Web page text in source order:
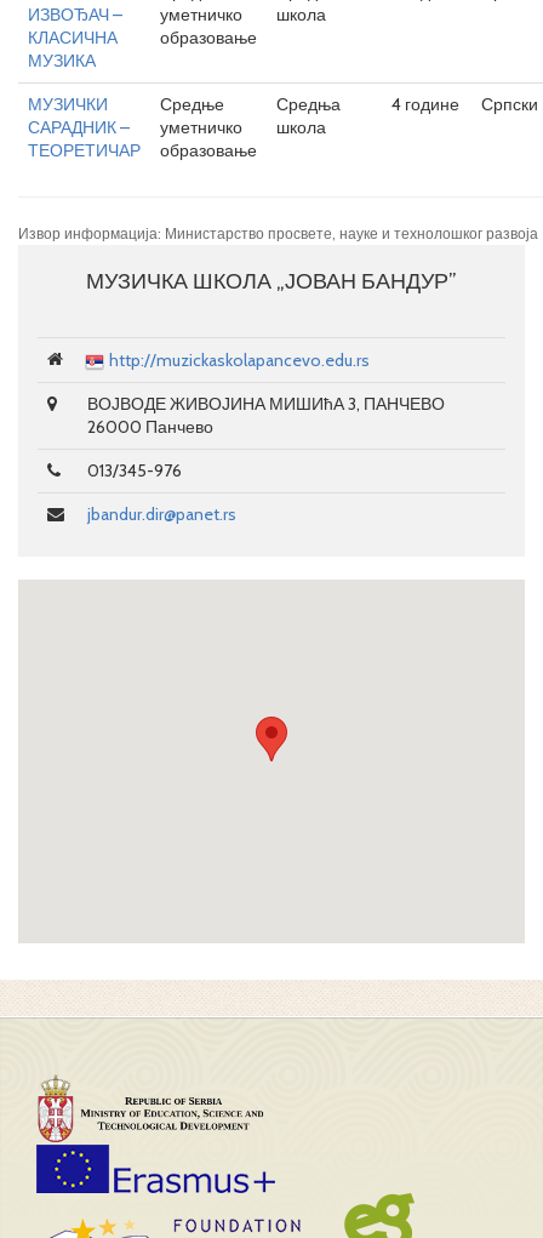
ИЗВОЂАЧ –
КЛАСИЧНА
МУЗИКА
уметничко
образовање
школа
МУЗИЧКИ
САРАДНИК –
ТЕОРЕТИЧАР
Средње
уметничко
образовање
Средња
школа
4 године Српски
Извор информација: Министарство просвете, науке и технолошког развоја
МУЗИЧКА ШКОЛА „ЈОВАН БАНДУР”
http://muzickaskolapancevo.edu.rs
ВОЈВОДЕ ЖИВОЈИНА МИШИћА 3, ПАНЧЕВО
26000 Панчево
013/345-976
jbandur.dir@panet.rs